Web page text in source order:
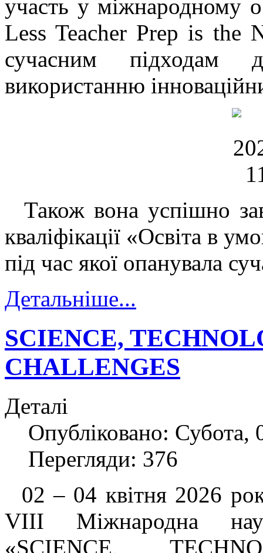
участь у міжнародному
Less Teacher Prep is the
сучасним підходам
використанню
Також вона успішно
кваліфікації «Освіта в
під час якої опанувала
Детальніше...
SCIENCE,
CHALLENGES
Деталі
Опубліковано: Субота,
Перегляди: 376
02 – 04 квітня 2026
VIII Міжнародна
«SCIENCE,